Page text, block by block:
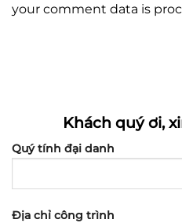
your comment data is
Khách quý ơi,
Quý tính đại danh
Địa chỉ công trình